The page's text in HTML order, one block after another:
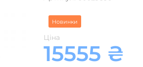
Новинки
Ціна
15555 ₴